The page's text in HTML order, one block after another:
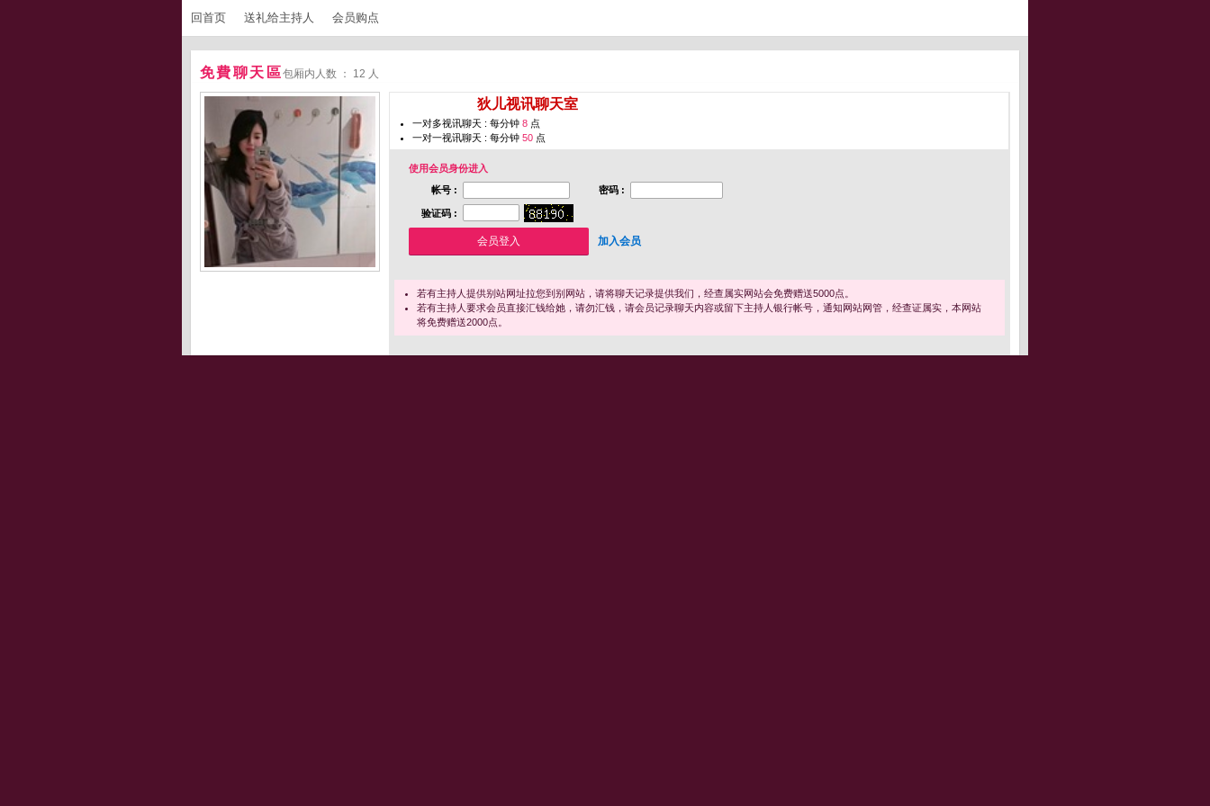
回首页 送礼给主持人 会员购点
免費聊天區包厢内人数 ： 12 人
狄儿视讯聊天室
一对多视讯聊天 : 每分钟 8 点
一对一视讯聊天 : 每分钟 50 点
使用会员身份进入
帐号 :
密码 :
验证码 :
加入会员
若有主持人提供别站网址拉您到别网站，请将聊天记录提供我们，经查属实网站会免费赠送5000点。
若有主持人要求会员直接汇钱给她，请勿汇钱，请会员记录聊天内容或留下主持人银行帐号，通知网站网管，经查证属实，本网站
将免费赠送2000点。